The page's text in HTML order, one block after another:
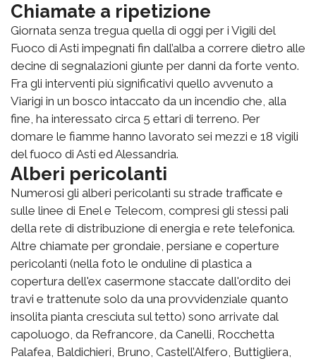
Chiamate a ripetizione
Giornata senza tregua quella di oggi per i Vigili del
Fuoco di Asti impegnati fin dall’alba a correre dietro alle
decine di segnalazioni giunte per danni da forte vento.
Fra gli interventi più significativi quello avvenuto a
Viarigi in un bosco intaccato da un incendio che, alla
fine, ha interessato circa 5 ettari di terreno. Per
domare le fiamme hanno lavorato sei mezzi e 18 vigili
del fuoco di Asti ed Alessandria.
Alberi pericolanti
Numerosi gli alberi pericolanti su strade trafficate e
sulle linee di Enel e Telecom, compresi gli stessi pali
della rete di distribuzione di energia e rete telefonica.
Altre chiamate per grondaie, persiane e coperture
pericolanti (nella foto le onduline di plastica a
copertura dell'ex casermone staccate dall'ordito dei
travi e trattenute solo da una provvidenziale quanto
insolita pianta cresciuta sul tetto) sono arrivate dal
capoluogo, da Refrancore, da Canelli, Rocchetta
Palafea, Baldichieri, Bruno, Castell’Alfero, Buttigliera,